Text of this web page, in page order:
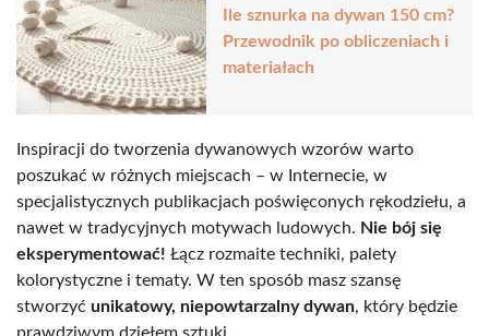
Ile sznurka na dywan 150 cm?
Przewodnik po obliczeniach i
materiałach
Inspiracji do tworzenia dywanowych wzorów warto
poszukać w różnych miejscach – w Internecie, w
specjalistycznych publikacjach poświęconych rękodziełu, a
nawet w tradycyjnych motywach ludowych. Nie bój się
eksperymentować! Łącz rozmaite techniki, palety
kolorystyczne i tematy. W ten sposób masz szansę
stworzyć unikatowy, niepowtarzalny dywan, który będzie
prawdziwym dziełem sztuki.